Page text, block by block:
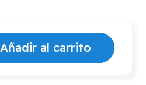
Añadir al carrito